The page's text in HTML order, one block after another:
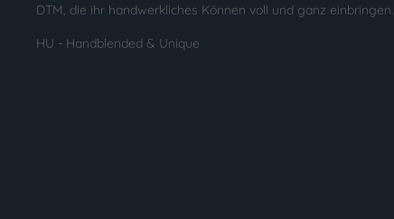
DTM, die ihr handwerkliches Können voll und ganz einbringen.
HU - Handblended & Unique